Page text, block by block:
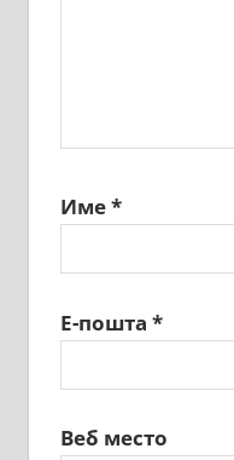
Име*
Е-пошта *
Веб место